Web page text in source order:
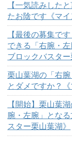
【一気読みした
たお陰です《マ
【最後の募集で
できる「右腕・
ブロックバスター
栗山葉湖の「右
とダメですか？
【開始】栗山葉
腕・左腕」とな
スター栗山葉湖》